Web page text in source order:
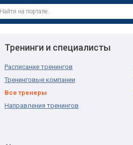
Тренинги и специалисты
Расписание тренингов
Тренинговые компании
Все тренеры
Направления тренингов